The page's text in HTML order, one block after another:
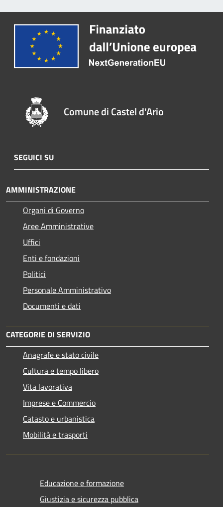
Comune di Castel d'Ario
SEGUICI SU
AMMINISTRAZIONE
Organi di Governo
Aree Amministrative
Uffici
Enti e fondazioni
Politici
Personale Amministrativo
Documenti e dati
CATEGORIE DI SERVIZIO
Anagrafe e stato civile
Cultura e tempo libero
Vita lavorativa
Imprese e Commercio
Catasto e urbanistica
Mobilità e trasporti
Educazione e formazione
Giustizia e sicurezza pubblica